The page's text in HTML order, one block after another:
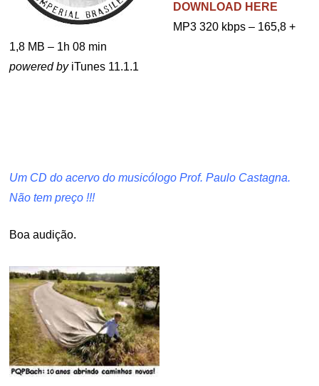
DOWNLOAD HERE
MP3 320 kbps – 165,8 +
1,8 MB – 1h 08 min
powered byiTunes 11.1.1
Um CD do acervo do musicólogo Prof. Paulo Castagna.
Não tem preço !!!
Boa audição.